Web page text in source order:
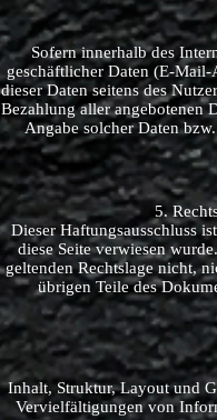
Sofern innerhalb des
geschäftlicher Daten (E-Mail-
dieser Daten seitens des
Bezahlung aller angebotenen
Angabe solcher Daten
5.
Dieser Haftungsausschluss
diese Seite verwiesen
geltenden Rechtslage nicht,
übrigen Teile des
Inhalt, Struktur, Layout und
Vervielfältigungen von